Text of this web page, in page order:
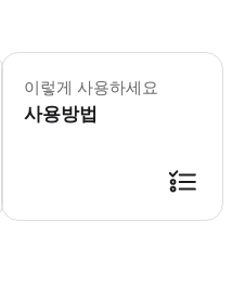
필수 안내: - 토큰은 활성화일로부터
이렇게 사용하세요
사용방법